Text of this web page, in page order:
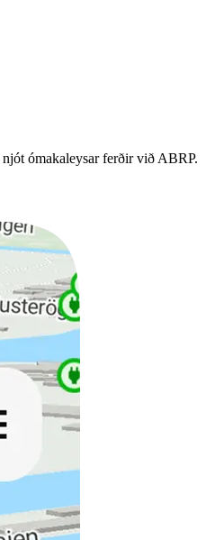
ómakaleysar ferðir við ABRP.